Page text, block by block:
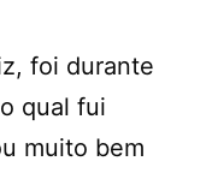
foi durante
qual fui
muito bem